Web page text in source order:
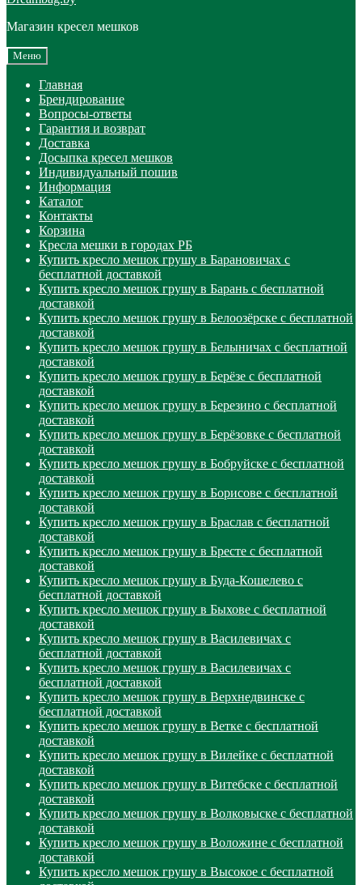
Магазин кресел мешков
Меню
Главная
Брендирование
Вопросы-ответы
Гарантия и возврат
Доставка
Досыпка кресел мешков
Индивидуальный пошив
Информация
Каталог
Контакты
Корзина
Кресла мешки в городах РБ
Купить кресло мешок грушу в Барановичах с
бесплатной доставкой
Купить кресло мешок грушу в Барань с бесплатной
доставкой
Купить кресло мешок грушу в Белоозёрске с бесплатной
доставкой
Купить кресло мешок грушу в Белыничах с бесплатной
доставкой
Купить кресло мешок грушу в Берёзе с бесплатной
доставкой
Купить кресло мешок грушу в Березино с бесплатной
доставкой
Купить кресло мешок грушу в Берёзовке с бесплатной
доставкой
Купить кресло мешок грушу в Бобруйске с бесплатной
доставкой
Купить кресло мешок грушу в Борисове с бесплатной
доставкой
Купить кресло мешок грушу в Браслав с бесплатной
доставкой
Купить кресло мешок грушу в Бресте с бесплатной
доставкой
Купить кресло мешок грушу в Буда-Кошелево с
бесплатной доставкой
Купить кресло мешок грушу в Быхове с бесплатной
доставкой
Купить кресло мешок грушу в Василевичах с
бесплатной доставкой
Купить кресло мешок грушу в Василевичах с
бесплатной доставкой
Купить кресло мешок грушу в Верхнедвинске с
бесплатной доставкой
Купить кресло мешок грушу в Ветке с бесплатной
доставкой
Купить кресло мешок грушу в Вилейке с бесплатной
доставкой
Купить кресло мешок грушу в Витебске с бесплатной
доставкой
Купить кресло мешок грушу в Волковыске с бесплатной
доставкой
Купить кресло мешок грушу в Воложине с бесплатной
доставкой
Купить кресло мешок грушу в Высокое с бесплатной